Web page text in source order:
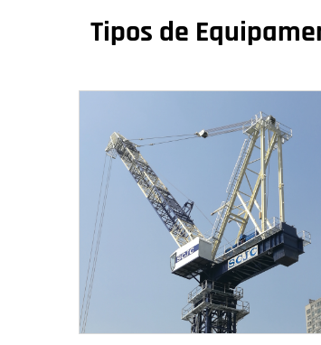
Tipos de